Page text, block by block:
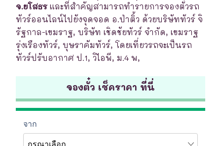
จ.ยโสธร และที่สำคัญสามารถทำรายการจองตั๋วรถ
ทัวร์ออนไลน์ไปยังจุดจอด อ.ป่าติ้ว ด้วยบริษัททัวร์ จิ
รัฐกาล-เขมราฐ, บริษัท เชิดชัยทัวร์ จำกัด, เขมราฐ
รุ่งเรืองทัวร์, บุษราคัมทัวร์, โดยเที่ยวรถจะเป็นรถ
ทัวร์ปรับอากาศ ป.1, วิไอพี, ม.4 พ,
จองตั๋ว เช็คราคา ที่นี่